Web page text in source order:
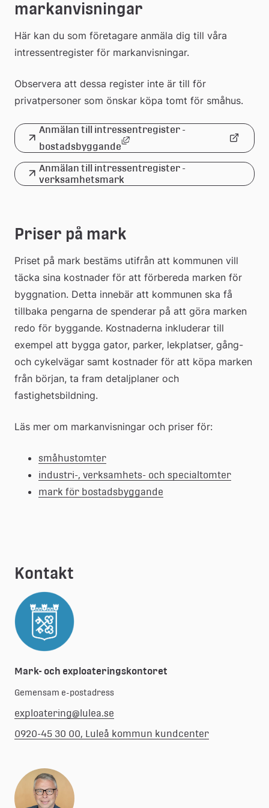
markanvisningar
Här kan du som företagare anmäla dig till våra
intressentregister för markanvisningar.
Observera att dessa register inte är till för
privatpersoner som önskar köpa tomt för småhus.
Anmälan till intressentregister -
bostadsbyggande
Länk till annan webbplats,
till
extern
Anmälan till intressentregister -
verksamhetsmark
Priser på mark
Priset på mark bestäms utifrån att kommunen vill
täcka sina kostnader för att förbereda marken för
byggnation. Detta innebär att kommunen ska få
tillbaka pengarna de spenderar på att göra marken
redo för byggande. Kostnaderna inkluderar till
exempel att bygga gator, parker, lekplatser, gång-
och cykelvägar samt kostnader för att köpa marken
från början, ta fram detaljplaner och
fastighetsbildning.
Läs mer om markanvisningar och priser för:
småhustomter
industri-, verksamhets- och specialtomter
mark för bostadsbyggande
Kontakt
Mark- och exploateringskontoret
Gemensam e-postadress
exploatering@lulea.se
0920-45 30 00, Luleå kommun kundcenter